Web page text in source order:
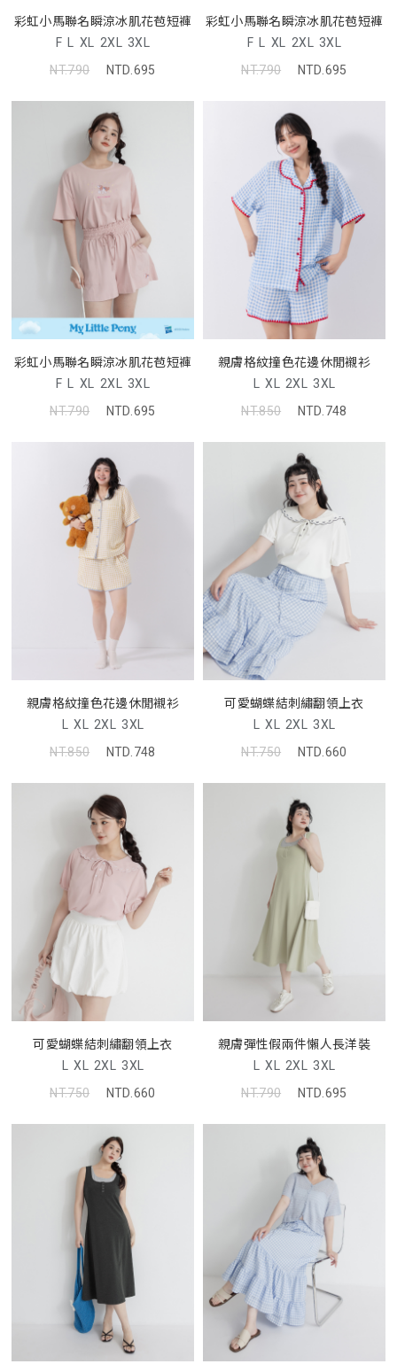
彩虹小馬聯名瞬涼冰肌花苞短褲
F L XL 2XL 3XL
NT.790
NTD.695
彩虹小馬聯名瞬涼冰肌花苞短褲
F L XL 2XL 3XL
NT.790
NTD.695
彩虹小馬聯名瞬涼冰肌花苞短褲
F L XL 2XL 3XL
NT.790
NTD.695
親膚格紋撞色花邊休閒襯衫
L XL 2XL 3XL
NT.850
NTD.748
親膚格紋撞色花邊休閒襯衫
L XL 2XL 3XL
NT.850
NTD.748
可愛蝴蝶結刺繡翻領上衣
L XL 2XL 3XL
NT.750
NTD.660
可愛蝴蝶結刺繡翻領上衣
L XL 2XL 3XL
NT.750
NTD.660
親膚彈性假兩件懶人長洋裝
L XL 2XL 3XL
NT.790
NTD.695